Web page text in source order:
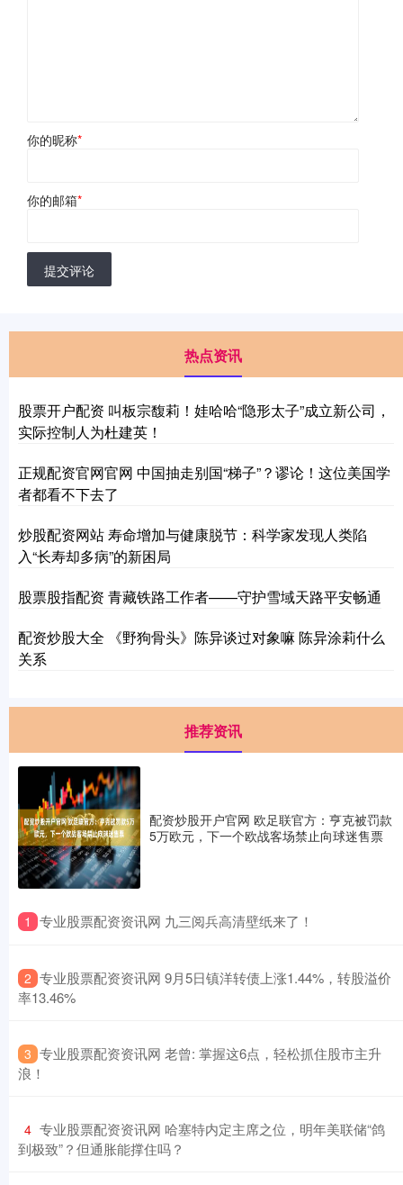
你的昵称*
你的邮箱*
提交评论
热点资讯
股票开户配资 叫板宗馥莉！娃哈哈“隐形太子”成立新公司，
实际控制人为杜建英！
正规配资官网官网 中国抽走别国“梯子”？谬论！这位美国学
者都看不下去了
炒股配资网站 寿命增加与健康脱节：科学家发现人类陷
入“长寿却多病”的新困局
股票股指配资 青藏铁路工作者——守护雪域天路平安畅通
配资炒股大全 《野狗骨头》陈异谈过对象嘛 陈异涂莉什么
关系
推荐资讯
配资炒股开户官网 欧足联官方：亨克被罚款
5万欧元，下一个欧战客场禁止向球迷售票
1 ​专业股票配资资讯网 九三阅兵高清壁纸来了！
2 ​专业股票配资资讯网 9月5日镇洋转债上涨1.44%，转股溢价
率13.46%
3 ​专业股票配资资讯网 老曾: 掌握这6点，轻松抓住股市主升
浪！
4 ​专业股票配资资讯网 哈塞特内定主席之位，明年美联储“鸽
到极致”？但通胀能撑住吗？